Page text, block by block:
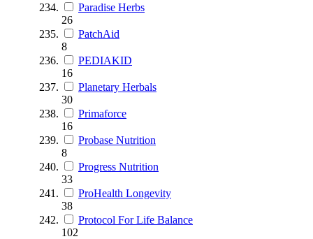
Paradise Herbs
26
PatchAid
8
PEDIAKID
16
Planetary Herbals
30
Primaforce
16
Probase Nutrition
8
Progress Nutrition
33
ProHealth Longevity
38
Protocol For Life Balance
102